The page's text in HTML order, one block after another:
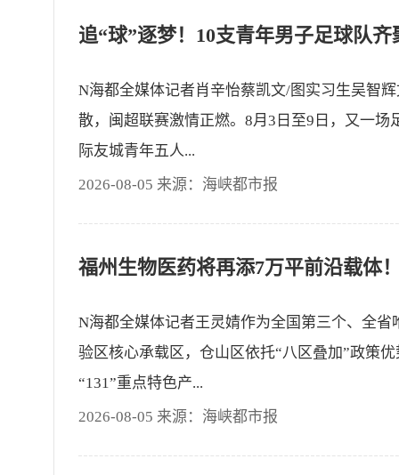
N海都全媒体记者肖辛怡蔡凯文/图实习生吴智
散，闽超联赛激情正燃。8月3日至9日，又一
际友城青年五人...
2026-08-05 来源：海峡都市报
N海都全媒体记者王灵婧作为全国第三个、全省
验区核心承载区，仓山区依托“八区叠加”政策
“131”重点特色产...
2026-08-05 来源：海峡都市报